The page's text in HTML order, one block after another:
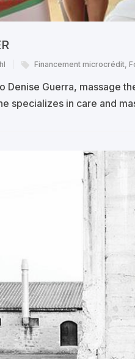
Financement microcrédit,
Denise Guerra, massage
specializes in care and